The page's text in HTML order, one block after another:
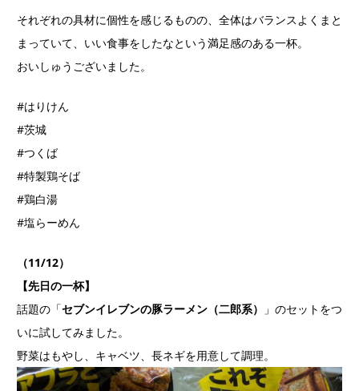
それぞれの具材に個性を感じるものの、全体はバランスよくまと
まっていて、いい食事をしたなという満足感のある一杯。
おいしゅうございました。
#はりけん
#茨城
#つくば
#特製鶏そば
#鶏白湯
#塩らーめん
（11/12）
【先日の一杯】
話題の「セブンイレブンの豚ラーメン（二郎系）
」のセットをつ
いに試してみました。
野菜はもやし、キャベツ、長ネギを用意して調理。